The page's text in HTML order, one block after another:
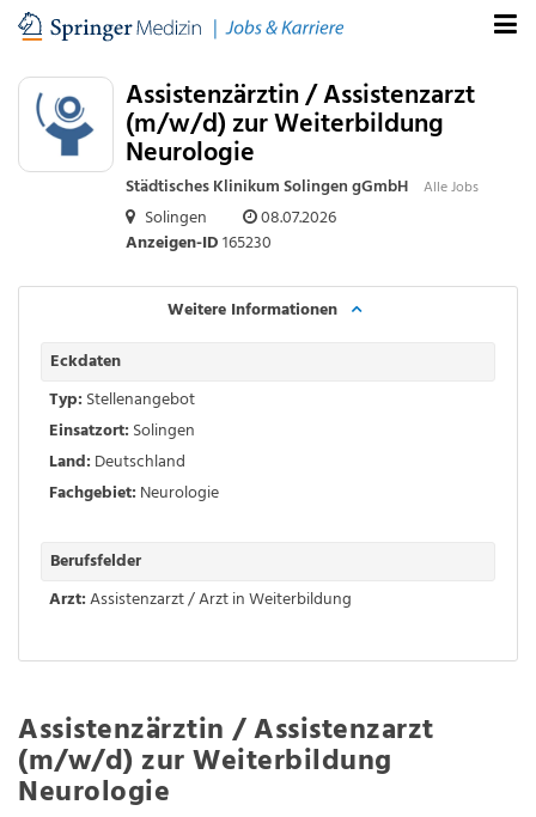
Assistenzärztin / Assistenzarzt
(m/w/d) zur Weiterbildung
Neurologie
Städtisches Klinikum Solingen gGmbH Alle Jobs
Solingen
08.07.2026
Anzeigen-ID165230
Weitere Informationen
Eckdaten
Typ: Stellenangebot
Einsatzort: Solingen
Land: Deutschland
Fachgebiet: Neurologie
Berufsfelder
Arzt:Assistenzarzt / Arzt in Weiterbildung
Assistenzärztin / Assistenzarzt
(m/w/d) zur Weiterbildung
Neurologie